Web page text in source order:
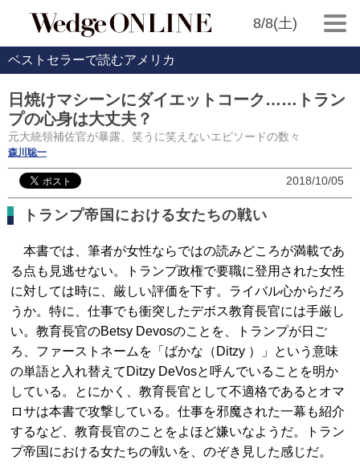
8/8(土)
ベストセラーで読むアメリカ
日焼けマシーンにダイエットコーク……トラン
プの心身は大丈夫？
元大統領補佐官が暴露、笑うに笑えないエピソードの数々
森川聡一
2018/10/05
トランプ帝国における女たちの戦い
本書では、筆者が女性ならではの読みどころが満載であ
る点も見逃せない。トランプ政権で要職に登用された女性
に対しては時に、厳しい評価を下す。ライバル心からだろ
うか。特に、仕事でも衝突したデボス教育長官には手厳し
い。教育長官のBetsy Devosのことを、トランプが日ご
ろ、ファーストネームを「ばかな（Ditzy ）」という意味
の単語と入れ替えてDitzy DeVosと呼んでいることを明か
している。とにかく、教育長官として不適格であるとオマ
ロサは本書で攻撃している。仕事を邪魔された一幕も紹介
するなど、教育長官のことをよほど嫌いなようだ。トラン
プ帝国における女たちの戦いを、のぞき見した感じだ。